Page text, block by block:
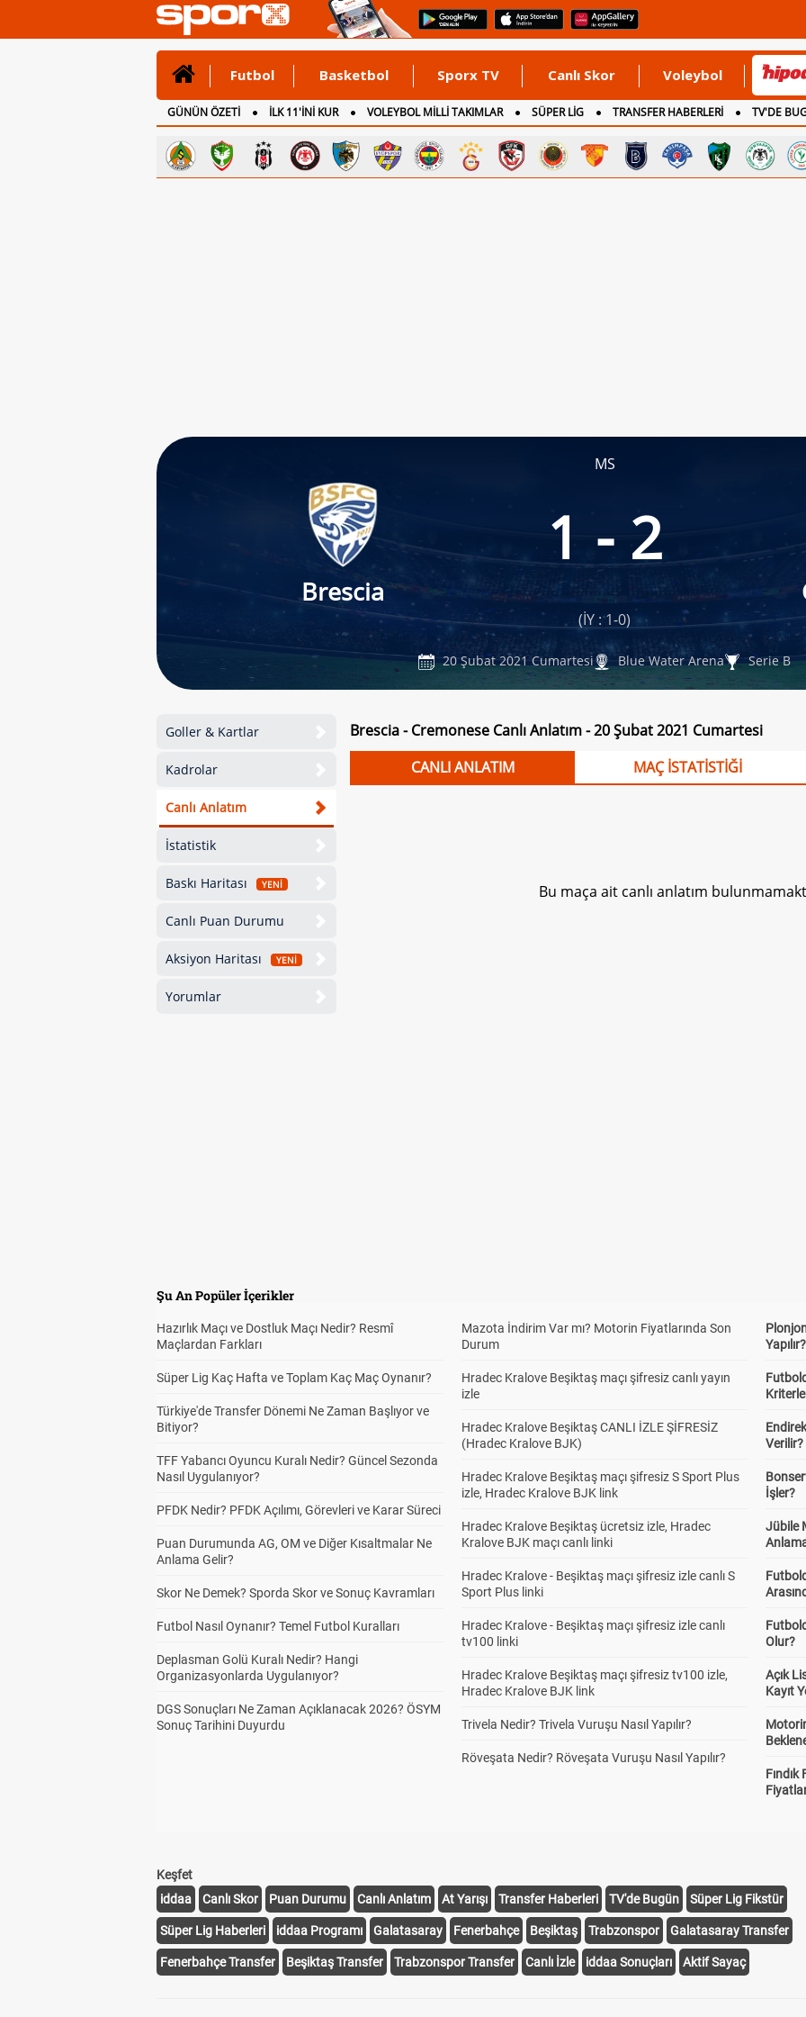
Futbol Basketbol Sporx TV Canlı Skor Voleybol
GÜNÜN ÖZETİ İLK 11'İNİ KUR VOLEYBOL MİLLİ TAKIMLAR SÜPER LİG TRANSFER HABERLERİ TV'DE
CANLI ANLATIM
İNGİLTERE
MS
Brescia
1 - 2
(İY : 1-0)
20 Şubat 2021 Cumartesi Blue Water Arena Serie B
Goller & Kartlar
Kadrolar
Canlı Anlatım
İstatistik
Baskı Haritası YENİ
Canlı Puan Durumu
Aksiyon Haritası YENİ
Yorumlar
Brescia - Cremonese Canlı Anlatım - 20 Şubat 2021 Cumartesi
CANLI ANLATIM
MAÇ İSTATİSTİĞİ
Bu maça ait canlı anlatım
Şu An Popüler İçerikler
Hazırlık Maçı ve Dostluk Maçı Nedir? Resmî
Maçlardan Farkları
Süper Lig Kaç Hafta ve Toplam Kaç Maç Oynanır?
Türkiye'de Transfer Dönemi Ne Zaman Başlıyor ve
Bitiyor?
TFF Yabancı Oyuncu Kuralı Nedir? Güncel Sezonda
Nasıl Uygulanıyor?
PFDK Nedir? PFDK Açılımı, Görevleri ve Karar Süreci
Puan Durumunda AG, OM ve Diğer Kısaltmalar Ne
Anlama Gelir?
Skor Ne Demek? Sporda Skor ve Sonuç Kavramları
Futbol Nasıl Oynanır? Temel Futbol Kuralları
Deplasman Golü Kuralı Nedir? Hangi
Organizasyonlarda Uygulanıyor?
DGS Sonuçları Ne Zaman Açıklanacak 2026? ÖSYM
Sonuç Tarihini Duyurdu
Mazota İndirim Var mı? Motorin Fiyatlarında Son
Durum
Hradec Kralove Beşiktaş maçı şifresiz canlı yayın
izle
Hradec Kralove Beşiktaş CANLI İZLE ŞİFRESİZ
(Hradec Kralove BJK)
Hradec Kralove Beşiktaş maçı şifresiz S Sport Plus
izle, Hradec Kralove BJK link
Hradec Kralove Beşiktaş ücretsiz izle, Hradec
Kralove BJK maçı canlı linki
Hradec Kralove - Beşiktaş maçı şifresiz izle canlı S
Sport Plus linki
Hradec Kralove - Beşiktaş maçı şifresiz izle canlı
tv100 linki
Hradec Kralove Beşiktaş maçı şifresiz tv100 izle,
Hradec Kralove BJK link
Trivela Nedir? Trivela Vuruşu Nasıl Yapılır?
Röveşata Nedir? Röveşata Vuruşu Nasıl Yapılır?
Yapılır?
Verilir?
İşler?
Jübile
Olur?
Açık
Kayıt
Fındık
Keşfet
iddaa
Canlı Skor Puan Durumu Canlı Anlatım At Yarışı Transfer Haberleri TV'de Bugün Süper Lig Fikstür
Süper Lig Haberleri iddaa Programı Galatasaray Fenerbahçe Beşiktaş Trabzonspor Galatasaray Transfer
Fenerbahçe Transfer Beşiktaş Transfer Trabzonspor Transfer Canlı İzle iddaa Sonuçları Aktif Sayaç